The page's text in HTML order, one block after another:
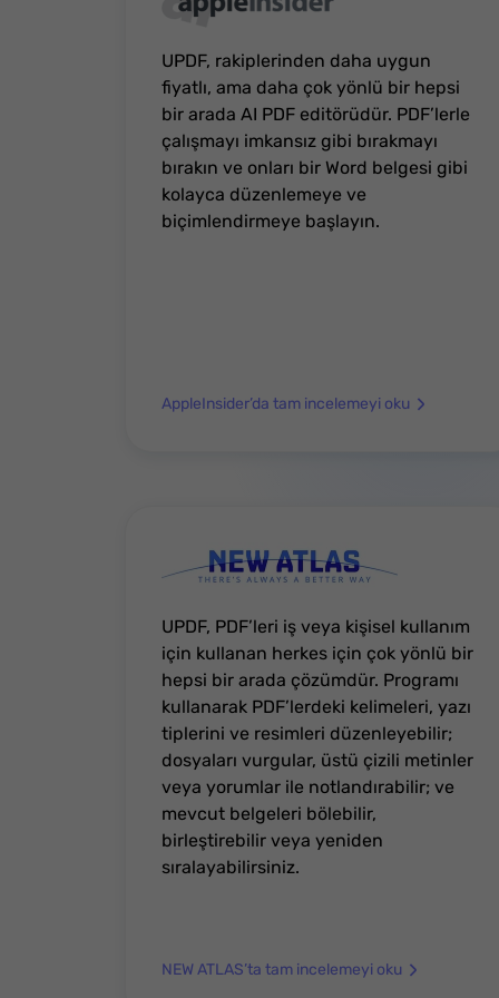
UPDF, rakiplerinden daha uygun
fiyatlı, ama daha çok yönlü bir hepsi
bir arada AI PDF editörüdür. PDF’lerle
çalışmayı imkansız gibi bırakmayı
bırakın ve onları bir Word belgesi gibi
kolayca düzenlemeye ve
biçimlendirmeye başlayın.
AppleInsider’da tam incelemeyi oku
UPDF, PDF’leri iş veya kişisel kullanım
için kullanan herkes için çok yönlü bir
hepsi bir arada çözümdür. Programı
kullanarak PDF’lerdeki kelimeleri, yazı
tiplerini ve resimleri düzenleyebilir;
dosyaları vurgular, üstü çizili metinler
veya yorumlar ile notlandırabilir; ve
mevcut belgeleri bölebilir,
birleştirebilir veya yeniden
sıralayabilirsiniz.
NEW ATLAS’ta tam incelemeyi oku